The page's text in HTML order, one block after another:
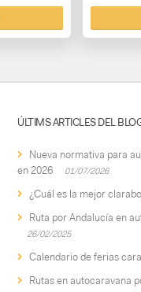
ÚLTIMS ARTICLES DEL
Nueva normativa para
en 2026
01/07/2026
¿Cuál es la mejor
Ruta por Andalucía en
26/02/2025
Calendario de ferias
Rutas en autocaravana